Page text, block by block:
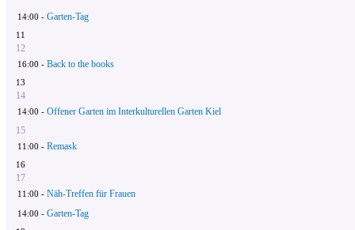
14:00 - Garten-Tag
11
12
16:00 - Back to the books
13
14
14:00 - Offener Garten im Interkulturellen Garten Kiel
15
11:00 - Remask
16
17
11:00 - Näh-Treffen für Frauen
14:00 - Garten-Tag